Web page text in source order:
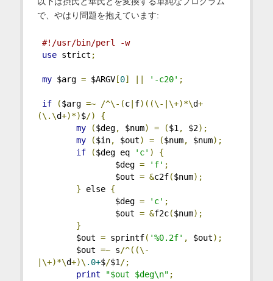
で、やはり問題を抱えています:
#!/usr/bin/perl -w
use strict ;
my $arg = $ARGV[0] '-c20' ;
if ($arg =~ /^\-(c| f)((\-|\+)*\d+
(\.\d+)*)$/)
{
my
($deg, $num) = ($1, $2);
my
($in, $out) = ($num, $num);
if
($deg eq 'c' )
{
$deg = 'f' ;
$out = &c2f($num);
} else {
$deg = 'c' ;
$out = &f2c($num);
}
$out = sprintf( '%0.2f' , $out);
$out =~ s/^((\-
|\+)*\d+)\ .0+$/$1/;
print
"$out $deg\n" ;